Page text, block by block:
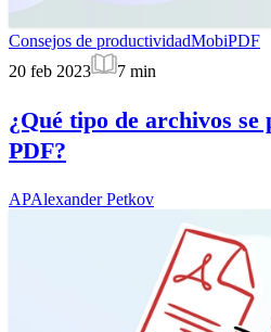
Consejos de productividadMobiPDF
20 feb 2023
7 min
¿Qué tipo de archivos
PDF?
APAlexander Petkov